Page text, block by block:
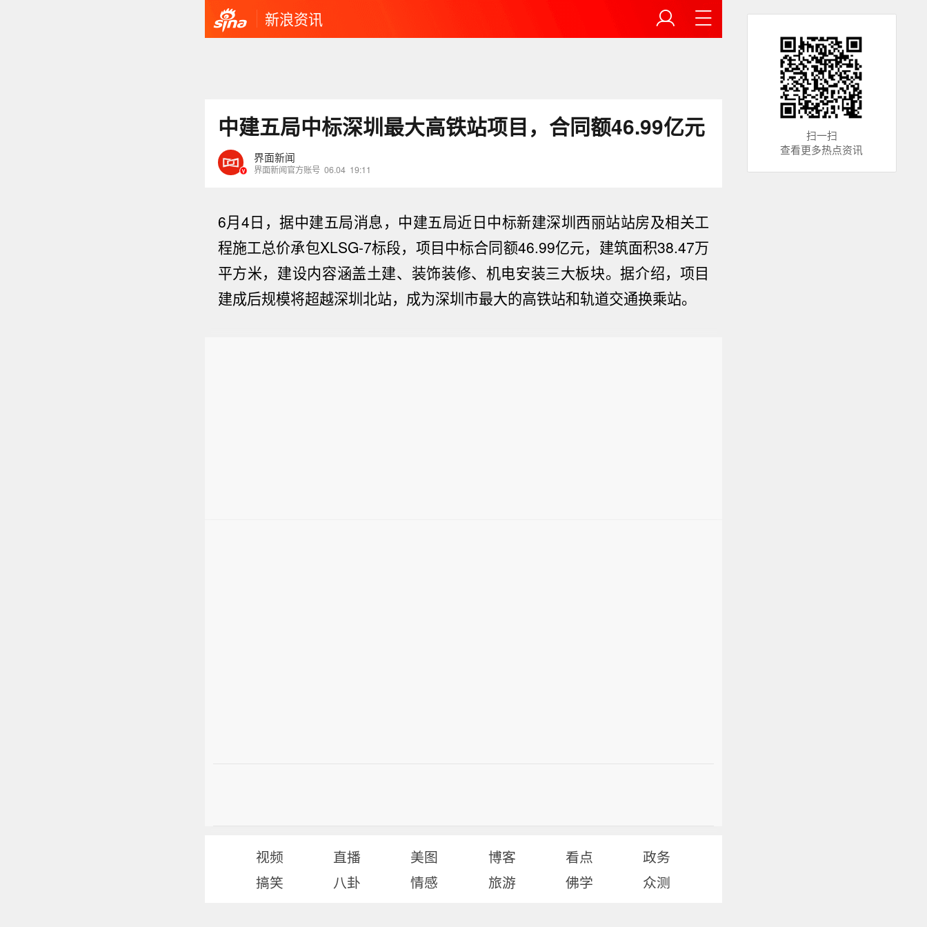
新浪资讯
中建五局中标深圳最大高铁站项目，合同额46.99亿元
界面新闻
界面新闻官方账号 06.04 19:11
6月4日，据中建五局消息，中建五局近日中标新建深圳西丽站站房及相关工
程施工总价承包XLSG-7标段，项目中标合同额46.99亿元，建筑面积38.47万
平方米，建设内容涵盖土建、装饰装修、机电安装三大板块。据介绍，项目
建成后规模将超越深圳北站，成为深圳市最大的高铁站和轨道交通换乘站。
视频 直播 美图 博客 看点
政务
搞笑
八卦 情感 旅游 佛学 众测
扫一扫
查看更多热点资讯